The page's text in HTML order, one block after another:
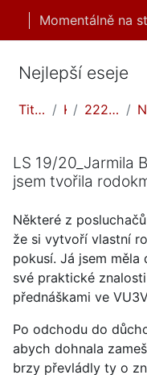
Přejít k hlavnímu obsahu
Momentálně na
Nejlepší eseje
Titulní stránka Kurzy 2223LS/nejlepší eseje
LS 19/20_Jarmila
jsem tvořila
Některé z
že si vytvoří vlastní
pokusí. Já jsem měla
své praktické
přednáškami ve
Po odchodu do
abych dohnala
brzy převládly ty o